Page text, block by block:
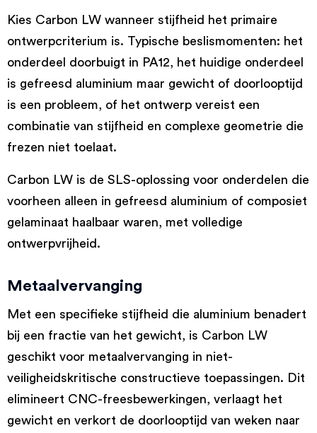
Kies Carbon LW wanneer stijfheid het primaire
ontwerpcriterium is. Typische beslismomenten: het
onderdeel doorbuigt in PA12, het huidige onderdeel
is gefreesd aluminium maar gewicht of doorlooptijd
is een probleem, of het ontwerp vereist een
combinatie van stijfheid en complexe geometrie die
frezen niet toelaat.
Carbon LW is de SLS-oplossing voor onderdelen die
voorheen alleen in gefreesd aluminium of composiet
gelaminaat haalbaar waren, met volledige
ontwerpvrijheid.
Metaalvervanging
Met een specifieke stijfheid die aluminium benadert
bij een fractie van het gewicht, is Carbon LW
geschikt voor metaalvervanging in niet-
veiligheidskritische constructieve toepassingen. Dit
elimineert CNC-freesbewerkingen, verlaagt het
gewicht en verkort de doorlooptijd van weken naar